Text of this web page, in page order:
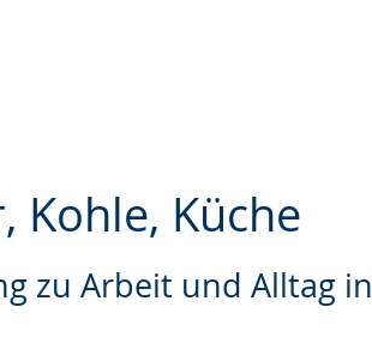
Kohle, Küche
zu Arbeit und Alltag in